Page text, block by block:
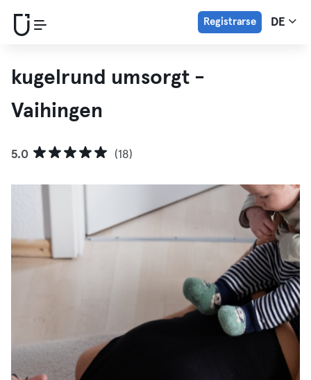
Registrarse DE
kugelrund umsorgt -
Vaihingen
5.0 (18)